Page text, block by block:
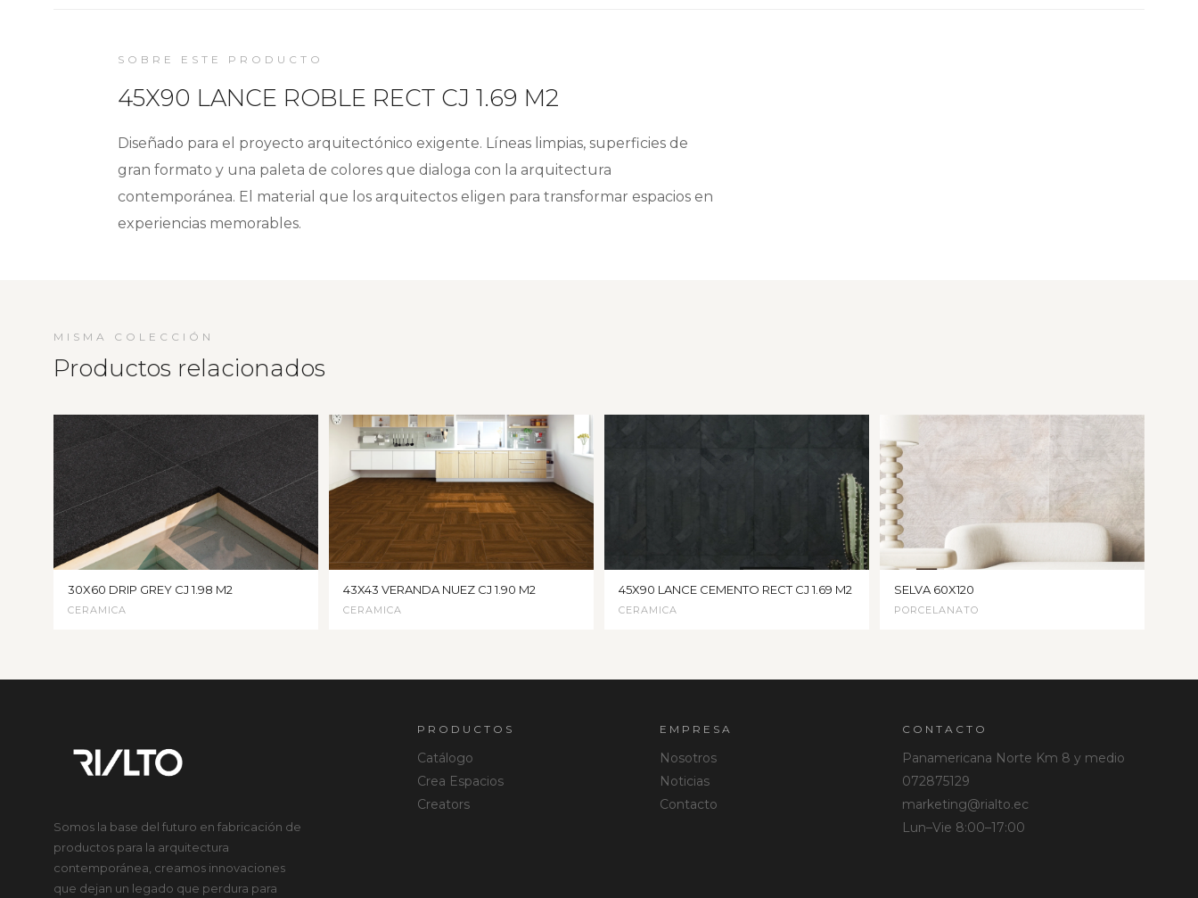
SOBRE ESTE PRODUCTO
45X90 LANCE ROBLE RECT CJ 1.69 M2
Diseñado para el proyecto arquitectónico exigente. Líneas limpias, superficies de
gran formato y una paleta de colores que dialoga con la arquitectura
contemporánea. El material que los arquitectos eligen para transformar espacios en
experiencias memorables.
MISMA COLECCIÓN
Productos relacionados
30X60 DRIP GREY CJ 1.98 M2
CERAMICA
43X43 VERANDA NUEZ CJ 1.90 M2
CERAMICA
45X90 LANCE CEMENTO RECT CJ 1.69 M2
CERAMICA
SELVA 60X120
PORCELANATO
Somos la base del futuro en fabricación de
productos para la arquitectura
contemporánea, creamos innovaciones
que dejan un legado que perdura para
PRODUCTOS
Catálogo
Crea Espacios
Creators
EMPRESA
Nosotros
Noticias
Contacto
CONTACTO
Panamericana Norte Km 8 y medio
072875129
marketing@rialto.ec
Lun–Vie 8:00–17:00